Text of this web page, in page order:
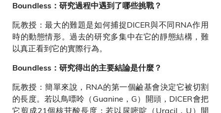
Boundless：研究過程中遇到了哪些挑戰？
阮教授：最大的難題是如何捕捉DICER與不同RNA作用
時的動態情形。過去的研究多集中在它的靜態結構，難
以真正看到它的實際行為。
Boundless：研究得出的主要結論是什麼？
阮教授：簡單來說，RNA的第一個鹼基會決定它被切割
的長度。若以鳥嘌呤（Guanine，G）開頭，DICER會把
它剪成21個核苷酸長度；若以尿嘧啶（Uracil，U）開